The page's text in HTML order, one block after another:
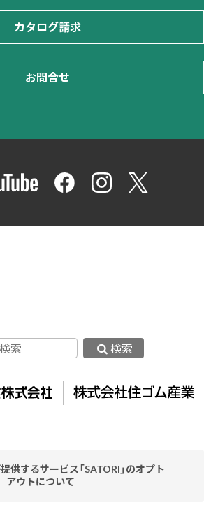
カタログ請求
お問合せ
検索
供するサービス「SATORI」のオプト
アウトについて